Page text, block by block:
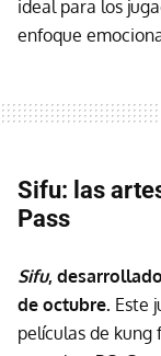
ideal para los
enfoque
Sifu: las
Pass
Sifu,
de octubre. Este
películas de kung